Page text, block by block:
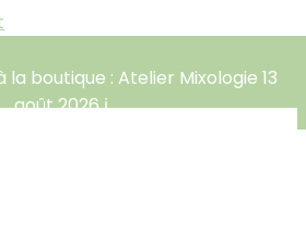
la boutique : Atelier Mixologie 13
août 2026 ℹ️